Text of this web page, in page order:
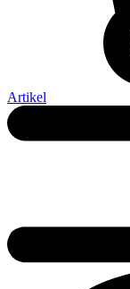
Artikel